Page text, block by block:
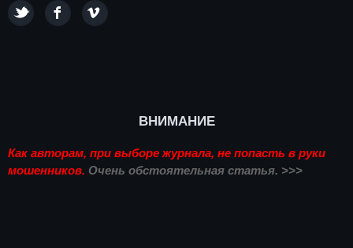
ВНИМАНИЕ
Как авторам, при выборе журнала, не попасть в руки
мошенников. Очень обстоятельная статья. >>>